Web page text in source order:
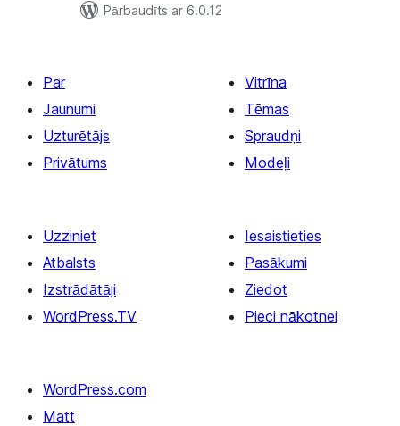
Pārbaudīts ar 6.0.12
Par
Jaunumi
Uzturētājs
Privātums
Vitrīna
Tēmas
Spraudņi
Modeļi
Uzziniet
Atbalsts
Izstrādātāji
WordPress.TV
Iesaistieties
Pasākumi
Ziedot
Pieci nākotnei
WordPress.com
Matt